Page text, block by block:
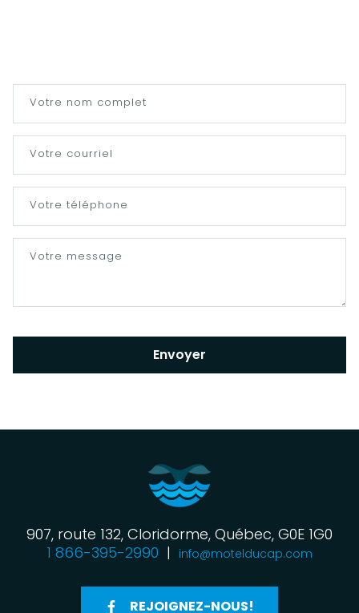
Envoyer
907, route 132, Cloridorme, Québec, G0E 1G0
1 866-395-2990 | info@motelducap.com
REJOIGNEZ-NOUS!